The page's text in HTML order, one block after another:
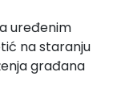
uređenim
na staranju
građana